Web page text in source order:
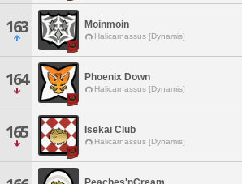
163 Moinmoin
Halicarnassus [Dynamis]
164 Phoenix Down
Halicarnassus [Dynamis]
165 Isekai Club
Halicarnassus [Dynamis]